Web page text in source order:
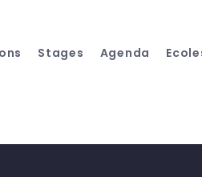
Stages Agenda